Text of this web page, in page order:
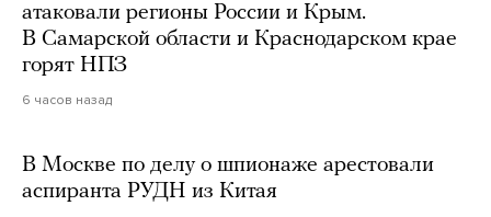
атаковали регионы России и Крым.
В Самарской области и Краснодарском крае
горят НПЗ
6 часов назад
В Москве по делу о шпионаже арестовали
аспиранта РУДН из Китая